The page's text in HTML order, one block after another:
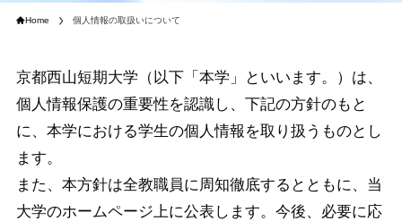
Home 個人情報の取扱いについて
京都西山短期大学（以下「本学」といいます。）は、
個人情報保護の重要性を認識し、下記の方針のもと
に、本学における学生の個人情報を取り扱うものとし
ます。
また、本方針は全教職員に周知徹底するとともに、当
大学のホームページ上に公表します。今後、必要に応